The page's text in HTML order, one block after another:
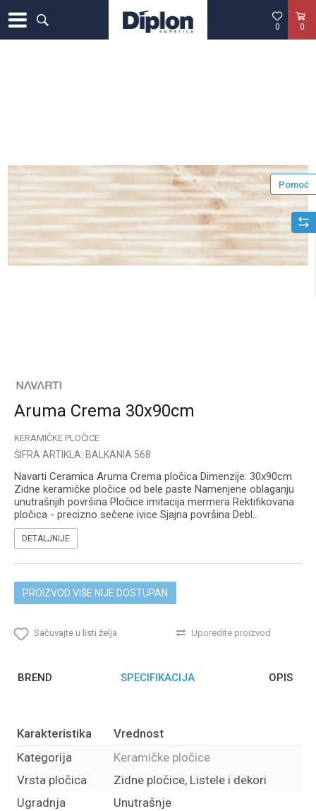
0
0
Aruma Crema 30x90cm
KERAMIČKE PLOČICE
ŠIFRA ARTIKLA: BALKANIA 568
Navarti Ceramica Aruma Crema pločica Dimenzije: 30x90cm
Zidne keramičke pločice od bele paste Namenjene oblaganju
unutrašnjih površina Pločice imitacija mermera Rektifikovana
pločica - precizno sečene ivice Sjajna površina Debl ...
DETALJNIJE
PROIZVOD VIŠE NIJE DOSTUPAN
Sačuvajte u listi želja Uporedite proizvod
Pomoć
BREND SPECIFIKACIJA OPIS
Karakteristika
Vrednost
Kategorija
Keramičke pločice
Vrsta pločica
Zidne pločice, Listele i dekori
Ugradnja
Unutrašnje